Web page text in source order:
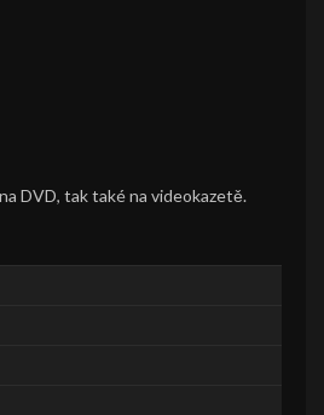
DVD, tak také na videokazetě.